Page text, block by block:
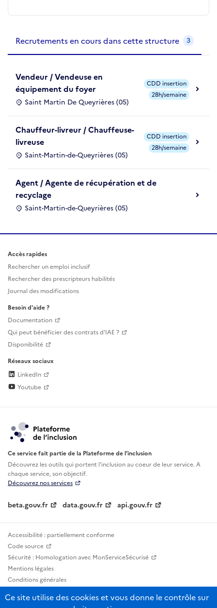
Recrutements en cours dans cette structure 3
Vendeur / Vendeuse en
équipement du foyer
Saint Martin De Queyrières (05)
CDD insertion
28h/semaine
Chauffeur-livreur / Chauffeuse-
livreuse
Saint-Martin-de-Queyrières (05)
CDD insertion
28h/semaine
Agent / Agente de récupération et de
recyclage
Saint-Martin-de-Queyrières (05)
Accès rapides
Rechercher un emploi inclusif
Rechercher des prescripteurs habilités
Journal des modifications
Besoin d'aide ?
Documentation
Qui peut bénéficier des contrats d'IAE ?
Disponibilité
Réseaux sociaux
LinkedIn
Youtube
Ce service fait partie de la Plateforme de l’inclusion
Découvrez les outils qui portent l'inclusion aucoeur de leur service. A
chaque service, son objectif.
Découvrez nos services
beta.gouv.fr data.gouv.fr api.gouv.fr
Accessibilité : partiellement conforme
Code source
Sécurité : Homologation avec MonServiceSécurisé
Mentions légales
Conditions générales
Statistiques, lexiques et indicateurs
Ce site utilise des cookies et vous donne le contrôle sur